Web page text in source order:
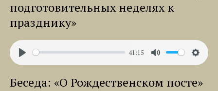
подготовительных неделях к
празднику»
Play
41:15
Mute
Беседа: «О Рождественском посте»